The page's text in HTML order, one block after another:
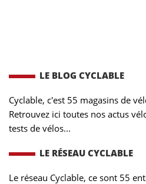
LE BLOG CYCLABLE
Cyclable, c'est 55 magasins de
Retrouvez ici toutes nos actus
tests de vélos...
LE RÉSEAU CYCLABLE
Le réseau Cyclable, ce sont 55